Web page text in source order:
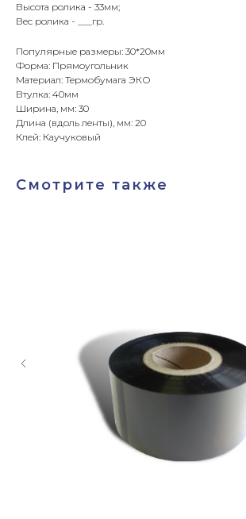
Высота ролика - 33мм;
Вес ролика - ___гр.
Популярные размеры: 30*20мм
Форма: Прямоугольник
Материал: Термобумага ЭКО
Втулка: 40мм
Ширина, мм: 30
Длина (вдоль ленты), мм: 20
Клей: Каучуковый
Смотрите также